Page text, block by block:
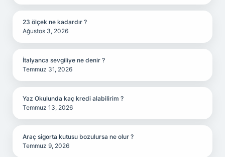
23 ölçek ne kadardır ?
Ağustos 3, 2026
İtalyanca sevgiliye ne denir ?
Temmuz 31, 2026
Yaz Okulunda kaç kredi alabilirim ?
Temmuz 13, 2026
Araç sigorta kutusu bozulursa ne olur ?
Temmuz 9, 2026